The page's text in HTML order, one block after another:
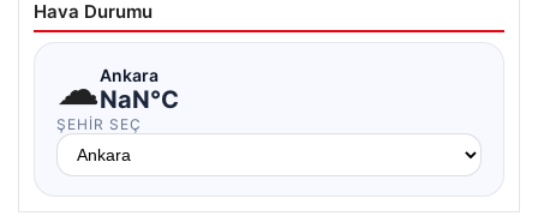
Hava Durumu
☁Ankara
NaN°C
ŞEHIR SEÇ